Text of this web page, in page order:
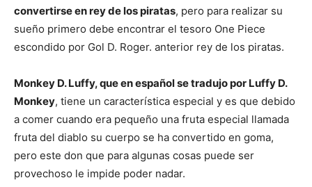
Mundo
convertirse en rey de los piratas, pero para realizar su
sueño primero debe encontrar el tesoro One Piece
escondido por Gol D. Roger. anterior rey de los piratas.
Monkey D. Luffy, que en español se tradujo por Luffy D.
Monkey, tiene un característica especial y es que debido
a comer cuando era pequeño una fruta especial llamada
fruta del diablo su cuerpo se ha convertido en goma,
pero este don que para algunas cosas puede ser
provechoso le impide poder nadar.